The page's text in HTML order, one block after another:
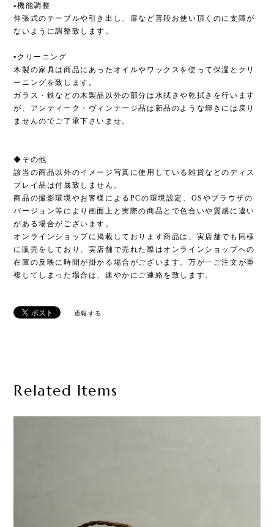
▫︎機能調整
伸張式のテーブルや引き出し、扉など普段お使い頂くのに支障が
ないように調整致します。
▫︎クリーニング
木製の家具は商品にあったオイルやワックスを使って保湿とクリ
ーニングを致します。
ガラス・鉄などの木製品以外の部分は水拭きや乾拭きを行います
が、アンティーク・ヴィンテージ品は新品のような輝きには戻り
ませんのでご了承下さいませ。
◆その他
該当の商品以外のイメージ写真に使用している雑貨などのディス
プレイ品は付属致しません。
商品の撮影環境やお客様によるPCの環境設定、OSやブラウザの
バージョン等により画面上と実際の商品とで色合いや質感に違い
がある場合がございます。
オンラインショップに掲載しております商品は、実店舗でも同様
に販売をしており、実店舗で売れた際はオンラインショップへの
在庫の反映に時間が掛かる場合がございます。万が一ご注文が重
複してしまった場合は、速やかにご連絡を致します。
通報する
Related Items